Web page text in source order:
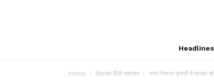
Headlines
Home हिमाचल हिंदी समाचार नगर निकाय चुनावों में भाजपा